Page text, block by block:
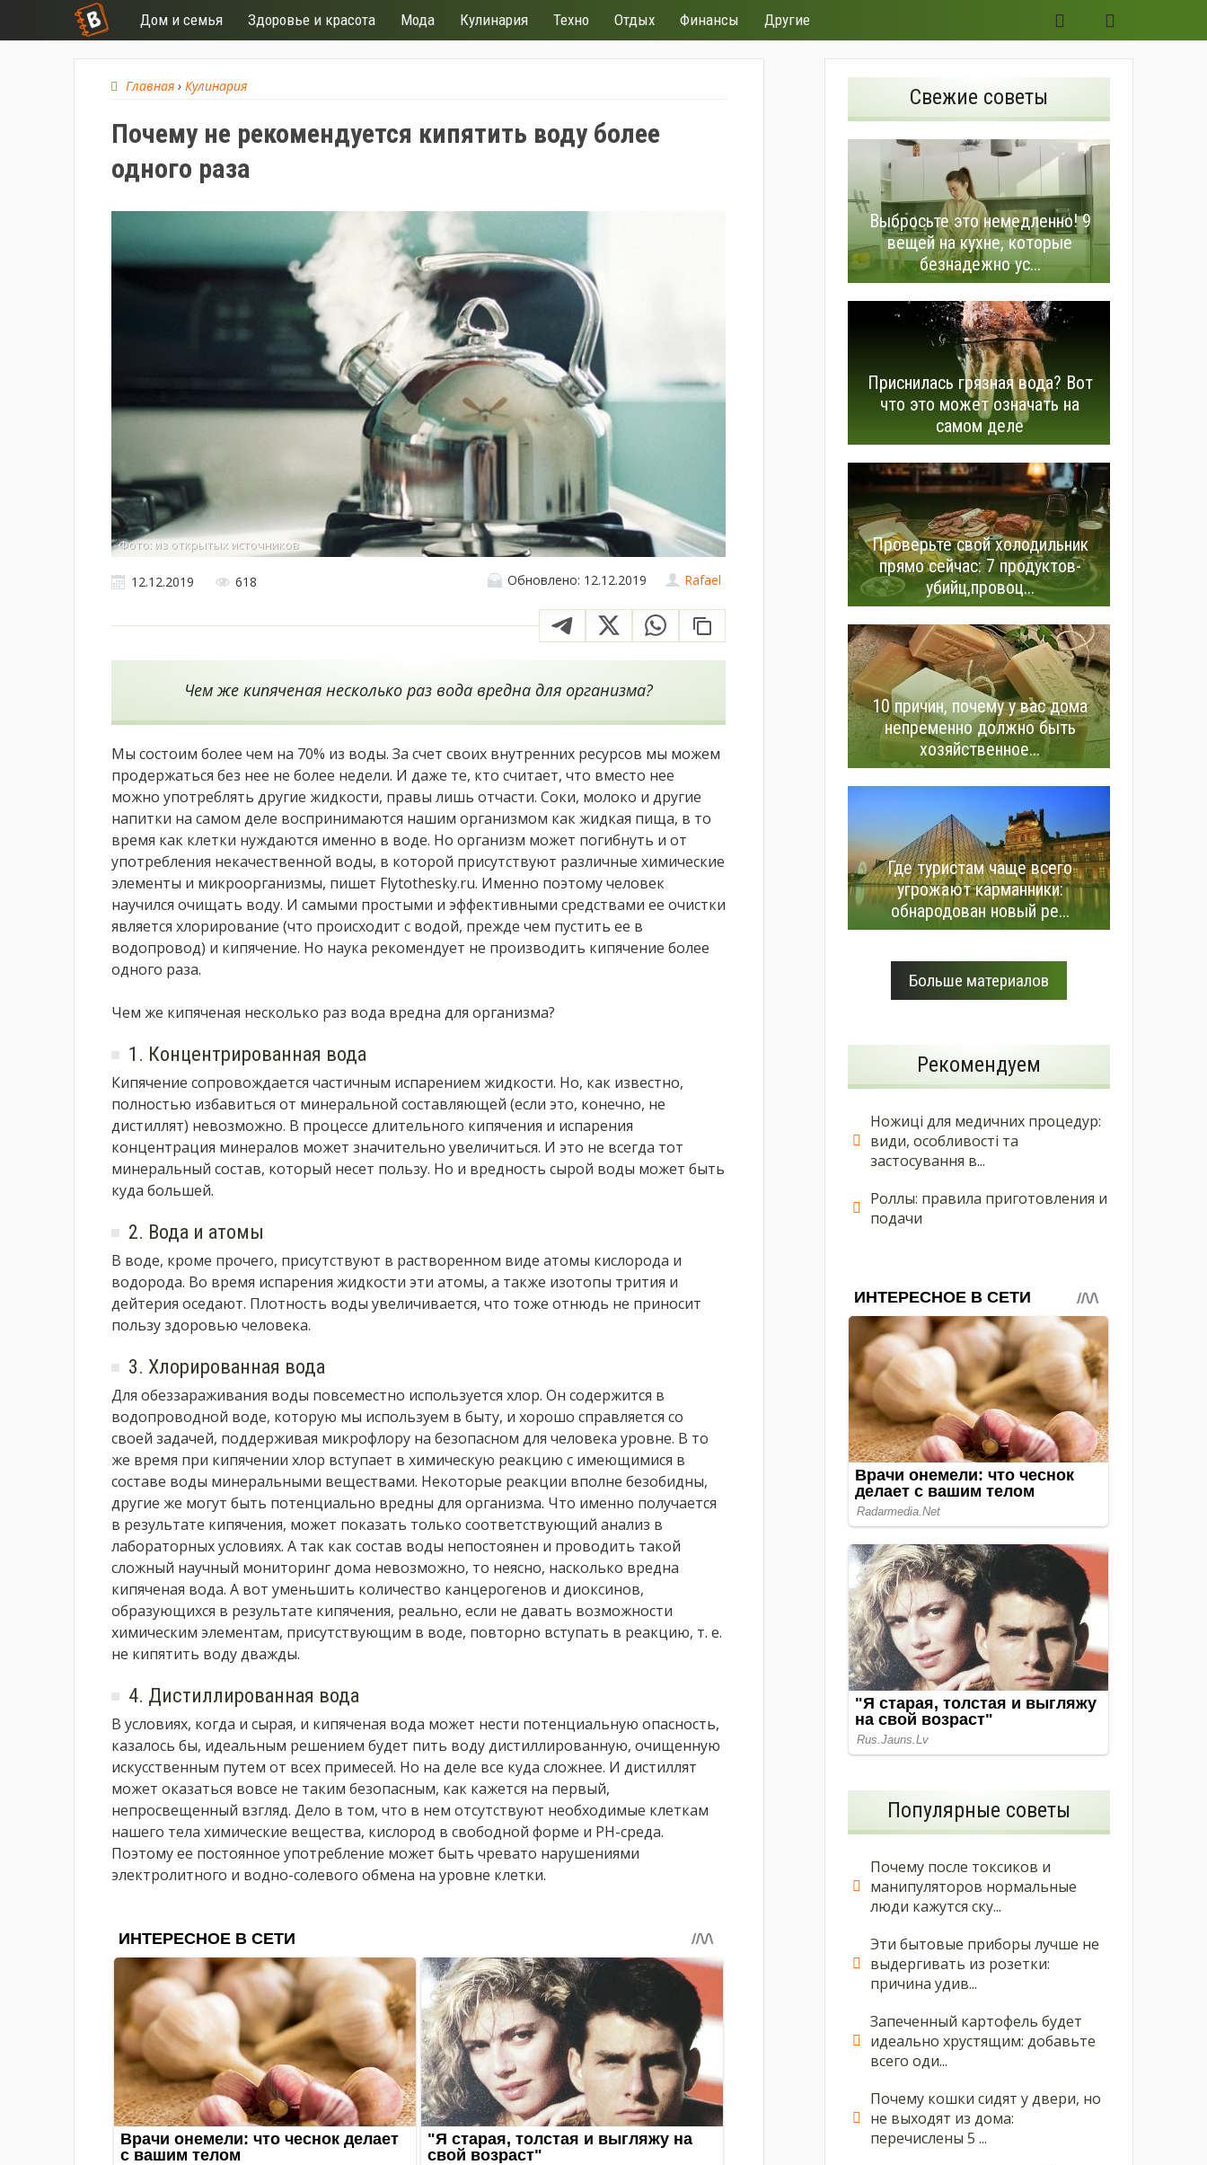
Дом и семья Здоровье и красота Мода Кулинария Техно Отдых Финансы Другие
Главная › Кулинария
Почему не рекомендуется кипятить воду более
одного раза
Фото: из открытых источников
Rafael
Обновлено: 12.12.2019
12.12.2019 618
Чем же кипяченая несколько раз вода вредна для организма?
Мы состоим более чем на 70% из воды. За счет своих внутренних ресурсов мы можем
продержаться без нее не более недели. И даже те, кто считает, что вместо нее
можно употреблять другие жидкости, правы лишь отчасти. Соки, молоко и другие
напитки на самом деле воспринимаются нашим организмом как жидкая пища, в то
время как клетки нуждаются именно в воде. Но организм может погибнуть и от
употребления некачественной воды, в которой присутствуют различные химические
элементы и микроорганизмы, пишет Flytothesky.ru. Именно поэтому человек
научился очищать воду. И самыми простыми и эффективными средствами ее очистки
является хлорирование (что происходит с водой, прежде чем пустить ее в
водопровод) и кипячение. Но наука рекомендует не производить кипячение более
одного раза.
Чем же кипяченая несколько раз вода вредна для организма?
1. Концентрированная вода
Кипячение сопровождается частичным испарением жидкости. Но, как известно,
полностью избавиться от минеральной составляющей (если это, конечно, не
дистиллят) невозможно. В процессе длительного кипячения и испарения
концентрация минералов может значительно увеличиться. И это не всегда тот
минеральный состав, который несет пользу. Но и вредность сырой воды может быть
куда большей.
2. Вода и атомы
В воде, кроме прочего, присутствуют в растворенном виде атомы кислорода и
водорода. Во время испарения жидкости эти атомы, а также изотопы трития и
дейтерия оседают. Плотность воды увеличивается, что тоже отнюдь не приносит
пользу здоровью человека.
3. Хлорированная вода
Для обеззараживания воды повсеместно используется хлор. Он содержится в
водопроводной воде, которую мы используем в быту, и хорошо справляется со
своей задачей, поддерживая микрофлору на безопасном для человека уровне. В то
же время при кипячении хлор вступает в химическую реакцию с имеющимися в
составе воды минеральными веществами. Некоторые реакции вполне безобидны,
другие же могут быть потенциально вредны для организма. Что именно получается
в результате кипячения, может показать только соответствующий анализ в
лабораторных условиях. А так как состав воды непостоянен и проводить такой
сложный научный мониторинг дома невозможно, то неясно, насколько вредна
кипяченая вода. А вот уменьшить количество канцерогенов и диоксинов,
образующихся в результате кипячения, реально, если не давать возможности
химическим элементам, присутствующим в воде, повторно вступать в реакцию, т. е.
не кипятить воду дважды.
4. Дистиллированная вода
В условиях, когда и сырая, и кипяченая вода может нести потенциальную опасность,
казалось бы, идеальным решением будет пить воду дистиллированную, очищенную
искусственным путем от всех примесей. Но на деле все куда сложнее. И дистиллят
может оказаться вовсе не таким безопасным, как кажется на первый,
непросвещенный взгляд. Дело в том, что в нем отсутствуют необходимые клеткам
нашего тела химические вещества, кислород в свободной форме и PH-среда.
Поэтому ее постоянное употребление может быть чревато нарушениями
электролитного и водно-солевого обмена на уровне клетки.
Свежие советы
Выбросьте это немедленно! 9
вещей на кухне, которые
безнадежно ус...
Приснилась грязная вода? Вот
что это может означать на
самом деле
Проверьте свой холодильник
прямо сейчас: 7 продуктов-
убийц,провоц...
10 причин, почему у вас дома
непременно должно быть
хозяйственное...
Где туристам чаще всего
угрожают карманники:
обнародован новый ре...
Больше материалов
Рекомендуем
Ножиці для медичних процедур:
види, особливості та
застосування в...
Роллы: правила приготовления и
подачи
Популярные советы
Почему после токсиков и
манипуляторов нормальные
люди кажутся ску...
Эти бытовые приборы лучше не
выдергивать из розетки:
причина удив...
Запеченный картофель будет
идеально хрустящим: добавьте
всего оди...
Почему кошки сидят у двери, но
не выходят из дома:
перечислены 5 ...